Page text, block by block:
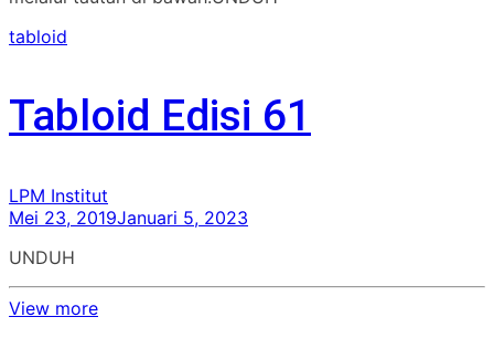
tabloid
Tabloid Edisi 61
LPM Institut
Mei 23, 2019Januari 5, 2023
UNDUH
View more